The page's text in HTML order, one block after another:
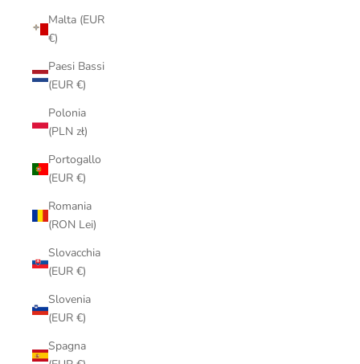
Malta (EUR
€)
Paesi Bassi
(EUR €)
Polonia
(PLN zł)
Portogallo
(EUR €)
Romania
(RON Lei)
Slovacchia
(EUR €)
Slovenia
(EUR €)
Spagna